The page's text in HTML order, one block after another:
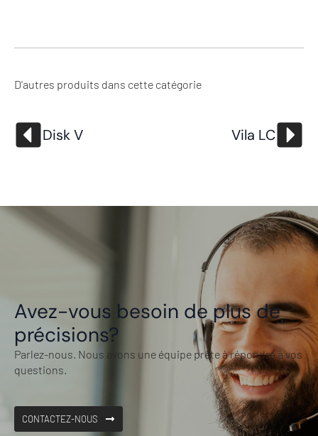
D'autres produits dans cette catégorie
Disk V Vila LC
Avez-vous besoin de plus de
précisions?
Parlez-nous. Nous avons une équipe prête à répondre à vos
questions.
CONTACTEZ-NOUS